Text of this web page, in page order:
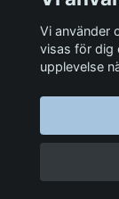
Sociala medier
Vi använder
visas för dig
upplevelse